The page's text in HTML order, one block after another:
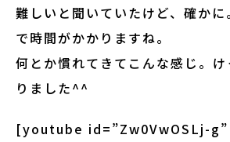
難しいと聞いていたけど、確かに
で時間がかかりますね。
何とか慣れてきてこんな感じ。
りました^^
[youtube id=”Zw0VwOSLj-g”